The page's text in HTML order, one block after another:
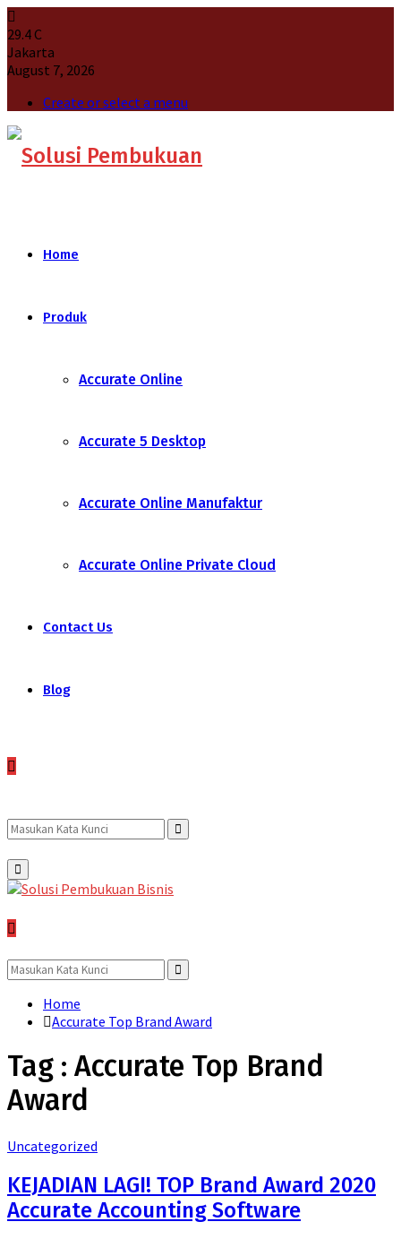
29.4C
Jakarta
August 7, 2026
Create or select a menu
Home
Produk
Accurate Online
Accurate 5 Desktop
Accurate Online Manufaktur
Accurate Online Private Cloud
Contact Us
Blog
Search
for:
Search
Primary
Menu
Search
for:
Search
Home
Accurate Top Brand Award
Tag : Accurate Top Brand
Award
Uncategorized
KEJADIAN LAGI! TOP Brand Award 2020
Accurate Accounting Software